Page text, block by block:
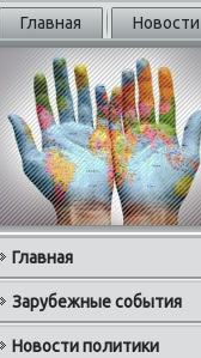
Главная Новости
Главная
Зарубежные события
Новости политики